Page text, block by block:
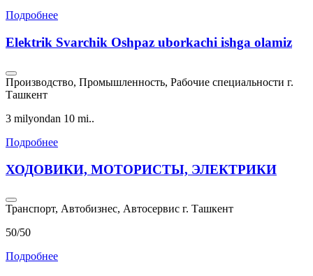
Подробнее
Elektrik Svarchik Oshpaz uborkachi ishga olamiz
Производство, Промышленность, Рабочие специальности г.
Ташкент
3 milyondan 10 mi..
Подробнее
ХОДОВИКИ, МОТОРИСТЫ, ЭЛЕКТРИКИ
Транспорт, Автобизнес, Автосервис г. Ташкент
50/50
Подробнее